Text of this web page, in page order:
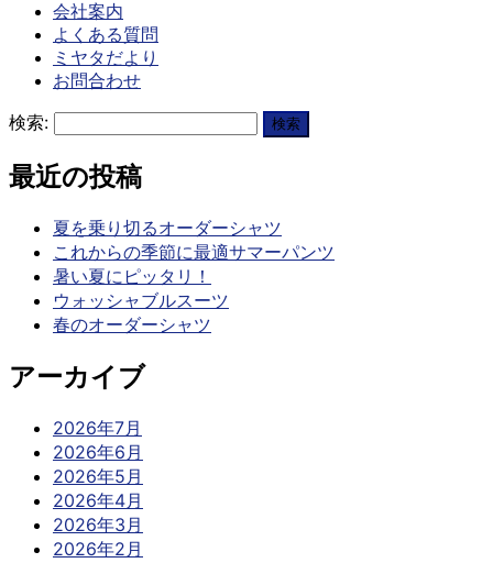
会社案内
よくある質問
ミヤタだより
お問合わせ
検索:
最近の投稿
夏を乗り切るオーダーシャツ
これからの季節に最適サマーパンツ
暑い夏にピッタリ！
ウォッシャブルスーツ
春のオーダーシャツ
アーカイブ
2026年7月
2026年6月
2026年5月
2026年4月
2026年3月
2026年2月